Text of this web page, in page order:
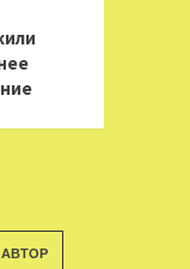
АВТОР